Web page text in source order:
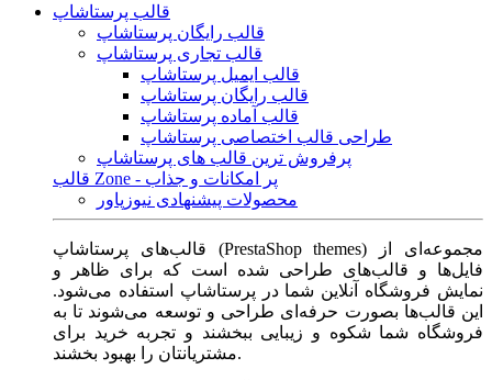
قالب پرستاشاپ
قالب رایگان پرستاشاپ
قالب تجاری پرستاشاپ
قالب ایمیل پرستاشاپ
قالب رایگان پرستاشاپ
قالب آماده پرستاشاپ
طراحی قالب اختصاصی پرستاشاپ
پرفروش ترین قالب های پرستاشاپ
قالب Zone - پر امکانات و جذاب
محصولات پیشنهادی نیوزپاور
قالب‌های پرستاشاپ (PrestaShop themes) مجموعه‌ای از
فایل‌ها و قالب‌های طراحی شده است که برای ظاهر و
نمایش فروشگاه آنلاین شما در پرستاشاپ استفاده می‌شود.
این قالب‌ها بصورت حرفه‌ای طراحی و توسعه می‌شوند تا به
فروشگاه شما شکوه و زیبایی ببخشند و تجربه خرید برای
مشتریانتان را بهبود بخشند.